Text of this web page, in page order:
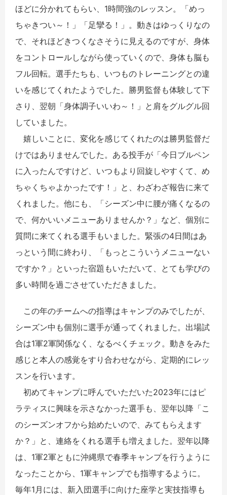
ほどに分かれてもらい、1時間強のレッスン。「めっ
ちゃきつい～！」「足攣る！」。動きはゆっくりなの
で、それほどきつくなさそうに見えるのですが、身体
をコントロールしながら使っていくので、身体も脳も
フル回転。選手たちも、いつものトレーニングとの違
いを感じてくれたようでした。勝男監督も体験して下
さり、翌朝「身体調子いいわ～！」と肩をグルグル回
していました。
嬉しいことに、変化を感じてくれたのは勝男監督だ
けではありませんでした。ある投手が「今日ブルペン
に入ったんですけど、いつもより回旋しやすくて、め
ちゃくちゃよかったです！」と、わざわざ報告に来て
くれました。他にも、「シーズン中に腰が痛くなるの
で、何かいいメニューありませんか？」など、個別に
質問に来てくれる選手もいました。緊張の4日間はあ
っという間に終わり、「もっとこういうメニューない
ですか？」といった宿題もいただいて、とても学びの
多い時間を過ごさせていただきました。
この年のチームへの指導はキャンプのみでしたが、
シーズン中も個別に選手が通ってくれました。出場試
合は1軍2軍関係なく、なるべくチェック。動きをみた
感じと本人の感覚をすり合わせながら、定期的にレッ
スンを行います。
初めてキャンプに呼んでいただいた2023年にはピ
ラティスに興味を示さなかった選手も、翌年以降「こ
のシーズンオフから始めたいので、みてもらえます
か？」と、連絡をくれる選手も増えました。翌年以降
は、1軍2軍ともに沖縄県で春季キャンプを行うように
なったことから、1軍キャンプでも指導するように。
毎年1月には、新入団選手に向けた座学と実技指導も